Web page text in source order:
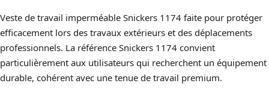
Veste de travail imperméable Snickers 1174 faite pour protéger
efficacement lors des travaux extérieurs et des déplacements
professionnels. La référence Snickers 1174 convient
particulièrement aux utilisateurs qui recherchent un équipement
durable, cohérent avec une tenue de travail premium.